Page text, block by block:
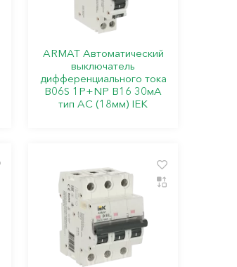
ARMAT Автоматический
выключатель
дифференциального тока
B06S 1P+NP B16 30мА
тип AC (18мм) IEK